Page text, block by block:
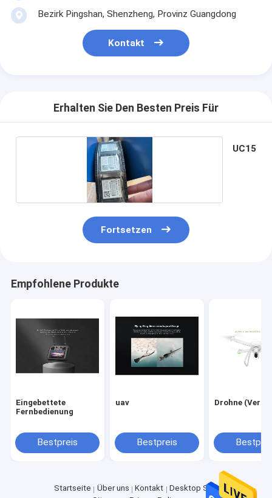
Bezirk Pingshan, Shenzheng, Provinz Guangdong
Kontakt
Erhalten Sie Den Besten Preis Für
UC15
Fortsetzen
Empfohlene Produkte
Eingebettete
Fernbedienung
Bestpreis
uav
Bestpreis
Drohne
Startseite Über uns Kontakt
Desktop Site